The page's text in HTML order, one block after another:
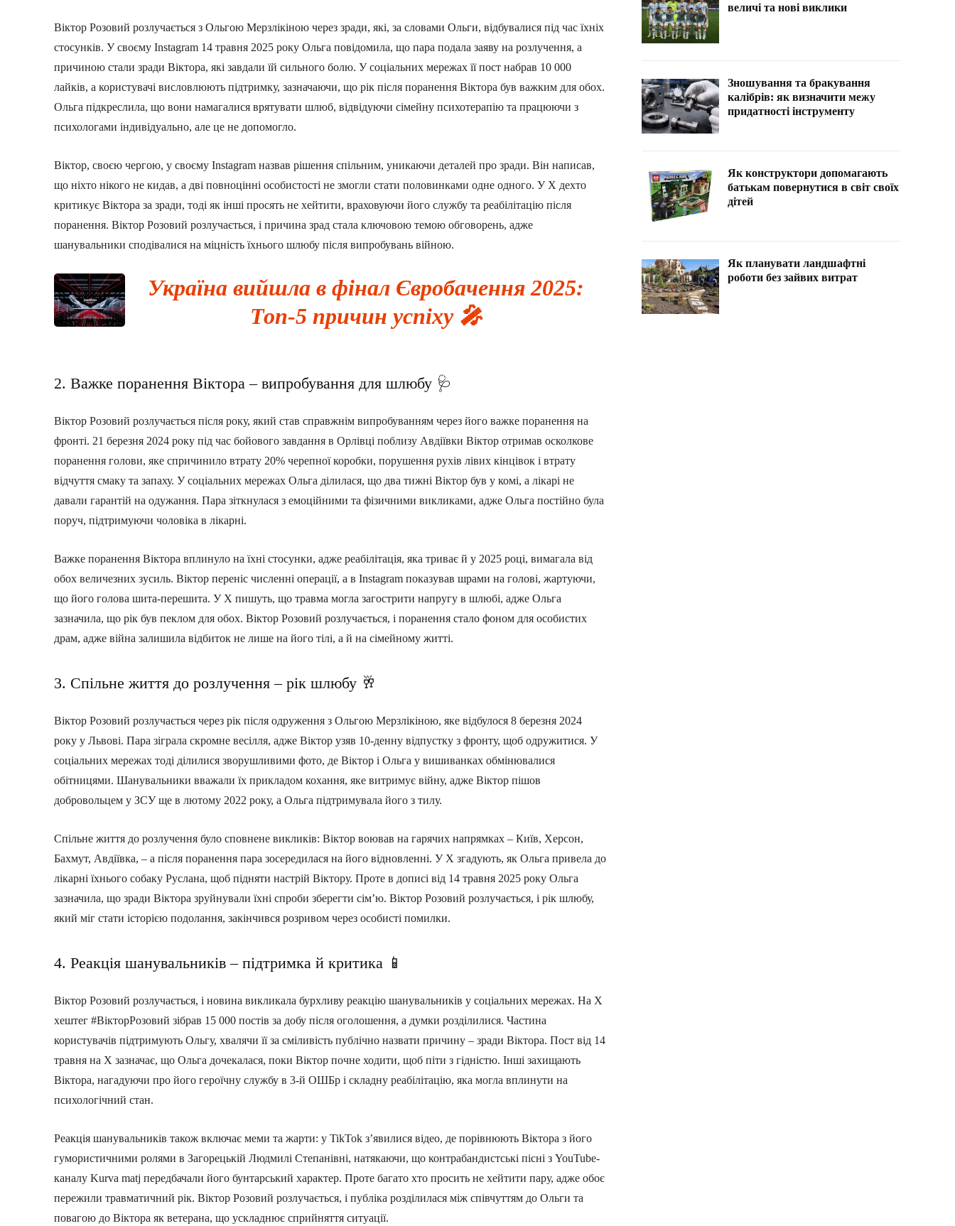
Віктор Розовий розлучається з Ольгою Мерзлікіною через зради, які, за словами Ольги, відбувалися під час їхніх
стосунків. У своєму Instagram 14 травня 2025 року Ольга повідомила, що пара подала заяву на розлучення, а
причиною стали зради Віктора, які завдали їй сильного болю. У соціальних мережах її пост набрав 10 000
лайків, а користувачі висловлюють підтримку, зазначаючи, що рік після поранення Віктора був важким для обох.
Ольга підкреслила, що вони намагалися врятувати шлюб, відвідуючи сімейну психотерапію та працюючи з
психологами індивідуально, але це не допомогло.
Віктор, своєю чергою, у своєму Instagram назвав рішення спільним, уникаючи деталей про зради. Він написав,
що ніхто нікого не кидав, а дві повноцінні особистості не змогли стати половинками одне одного. У X дехто
критикує Віктора за зради, тоді як інші просять не хейтити, враховуючи його службу та реабілітацію після
поранення. Віктор Розовий розлучається, і причина зрад стала ключовою темою обговорень, адже
шанувальники сподівалися на міцність їхнього шлюбу після випробувань війною.
Україна вийшла в фінал Євробачення 2025:
Топ-5 причин успіху 🎤
2. Важке поранення Віктора – випробування для шлюбу 🩺
Віктор Розовий розлучається після року, який став справжнім випробуванням через його важке поранення на
фронті. 21 березня 2024 року під час бойового завдання в Орлівці поблизу Авдіївки Віктор отримав осколкове
поранення голови, яке спричинило втрату 20% черепної коробки, порушення рухів лівих кінцівок і втрату
відчуття смаку та запаху. У соціальних мережах Ольга ділилася, що два тижні Віктор був у комі, а лікарі не
давали гарантій на одужання. Пара зіткнулася з емоційними та фізичними викликами, адже Ольга постійно була
поруч, підтримуючи чоловіка в лікарні.
Важке поранення Віктора вплинуло на їхні стосунки, адже реабілітація, яка триває й у 2025 році, вимагала від
обох величезних зусиль. Віктор переніс численні операції, а в Instagram показував шрами на голові, жартуючи,
що його голова шита-перешита. У X пишуть, що травма могла загострити напругу в шлюбі, адже Ольга
зазначила, що рік був пеклом для обох. Віктор Розовий розлучається, і поранення стало фоном для особистих
драм, адже війна залишила відбиток не лише на його тілі, а й на сімейному житті.
3. Спільне життя до розлучення – рік шлюбу 🥂
Віктор Розовий розлучається через рік після одруження з Ольгою Мерзлікіною, яке відбулося 8 березня 2024
року у Львові. Пара зіграла скромне весілля, адже Віктор узяв 10-денну відпустку з фронту, щоб одружитися. У
соціальних мережах тоді ділилися зворушливими фото, де Віктор і Ольга у вишиванках обмінювалися
обітницями. Шанувальники вважали їх прикладом кохання, яке витримує війну, адже Віктор пішов
добровольцем у ЗСУ ще в лютому 2022 року, а Ольга підтримувала його з тилу.
Спільне життя до розлучення було сповнене викликів: Віктор воював на гарячих напрямках – Київ, Херсон,
Бахмут, Авдіївка, – а після поранення пара зосередилася на його відновленні. У X згадують, як Ольга привела до
лікарні їхнього собаку Руслана, щоб підняти настрій Віктору. Проте в дописі від 14 травня 2025 року Ольга
зазначила, що зради Віктора зруйнували їхні спроби зберегти сім’ю. Віктор Розовий розлучається, і рік шлюбу,
який міг стати історією подолання, закінчився розривом через особисті помилки.
4. Реакція шанувальників – підтримка й критика 📱
Віктор Розовий розлучається, і новина викликала бурхливу реакцію шанувальників у соціальних мережах. На X
хештег #ВікторРозовий зібрав 15 000 постів за добу після оголошення, а думки розділилися. Частина
користувачів підтримують Ольгу, хвалячи її за сміливість публічно назвати причину – зради Віктора. Пост від 14
травня на X зазначає, що Ольга дочекалася, поки Віктор почне ходити, щоб піти з гідністю. Інші захищають
Віктора, нагадуючи про його героїчну службу в 3-й ОШБр і складну реабілітацію, яка могла вплинути на
психологічний стан.
Реакція шанувальників також включає меми та жарти: у TikTok з’явилися відео, де порівнюють Віктора з його
гумористичними ролями в Загорецькій Людмилі Степанівні, натякаючи, що контрабандистські пісні з YouTube-
каналу Kurva matj передбачали його бунтарський характер. Проте багато хто просить не хейтити пару, адже обоє
пережили травматичний рік. Віктор Розовий розлучається, і публіка розділилася між співчуттям до Ольги та
повагою до Віктора як ветерана, що ускладнює сприйняття ситуації.
величі та нові виклики
Зношування та бракування
калібрів: як визначити межу
придатності інструменту
Як конструктори допомагають
батькам повернутися в світ своїх
дітей
Як планувати ландшафтні
роботи без зайвих витрат